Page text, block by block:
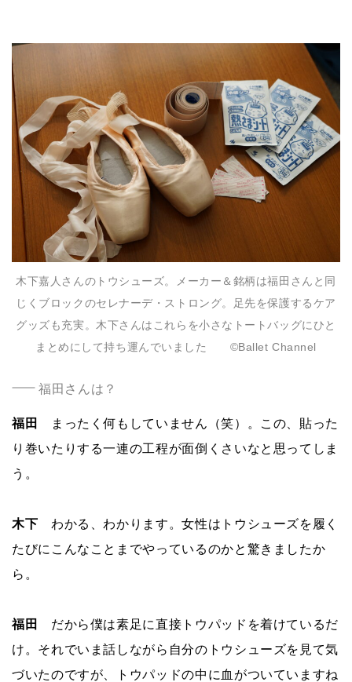
木下嘉人さんのトウシューズ。メーカー＆銘柄は福田さんと同
じくブロックのセレナーデ・ストロング。足先を保護するケア
グッズも充実。木下さんはこれらを小さなトートバッグにひと
まとめにして持ち運んでいました ©️Ballet Channel
福田さんは？
福田
まったく何もしていません（笑）。この、貼った
り巻いたりする一連の工程が面倒くさいなと思ってしま
う。
木下 わかる、わかります。女性はトウシューズを履く
たびにこんなことまでやっているのかと驚きましたか
ら。
福田
だから僕は素足に直接トウパッドを着けているだ
け。それでいま話しながら自分のトウシューズを見て気
づいたのですが、トウパッドの中に血がついていますね